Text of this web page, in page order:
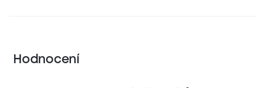
Hodnocení